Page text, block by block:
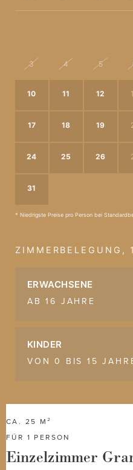
3 4 5
10 11 12
17 18 19
24 25 26
31
* Niedrigste Preise pro Person bei
ZIMMERBELEGUNG,
ERWACHSENE
AB 16 JAHRE
KINDER
VON 0 BIS 15
Einzelzimmer
CA. 25 M²
FÜR 1 PERSON